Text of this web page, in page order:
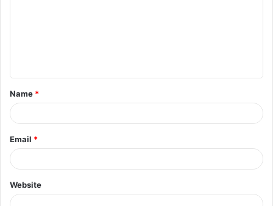
t
*
Name *
Email *
Website